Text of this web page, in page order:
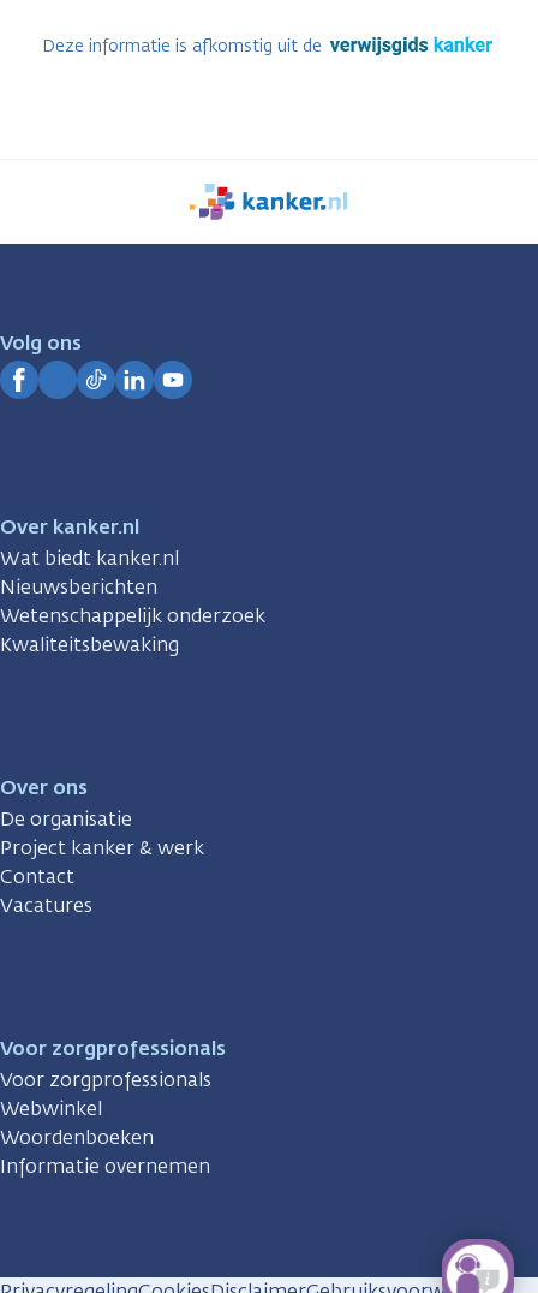
Deze informatie is afkomstig uit de
We
zijn
Volg ons
Over kanker.nl
Wat biedt kanker.nl
Nieuwsberichten
Wetenschappelijk onderzoek
Kwaliteitsbewaking
Over ons
De organisatie
Project kanker & werk
Contact
Vacatures
Voor zorgprofessionals
Voor zorgprofessionals
Webwinkel
Woordenboeken
Informatie overnemen